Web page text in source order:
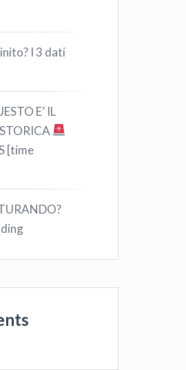
I 3 dati
E’ IL
[time